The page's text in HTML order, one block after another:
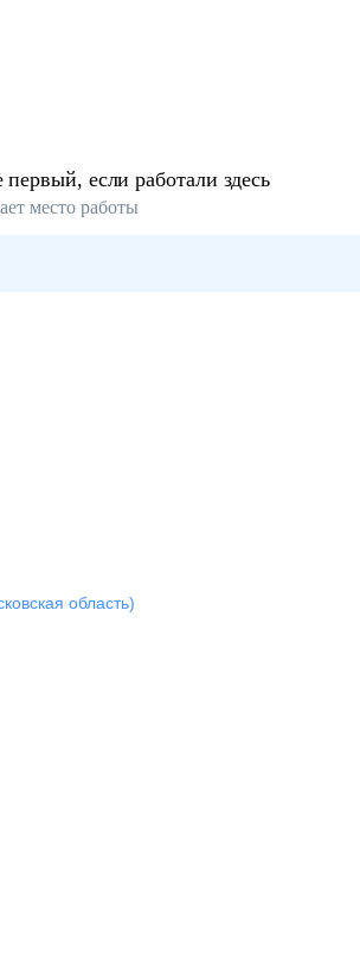
если работали здесь
место работы
область)